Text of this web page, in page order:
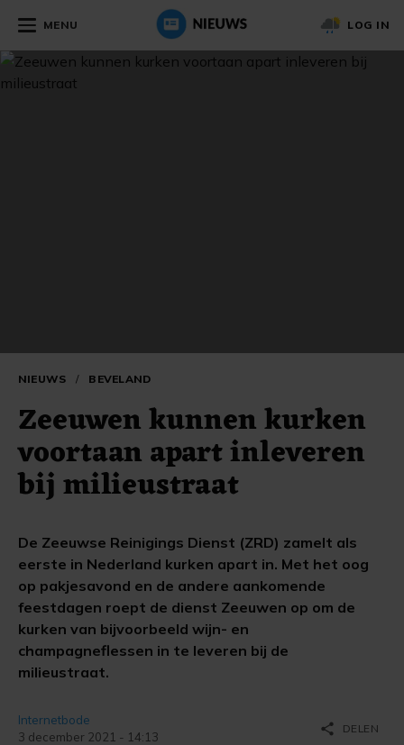
MENU LOG IN
NIEUWS / BEVELAND
Zeeuwen kunnen kurken
voortaan apart inleveren
bij milieustraat
De Zeeuwse Reinigings Dienst (ZRD) zamelt als
eerste in Nederland kurken apart in. Met het oog
op pakjesavond en de andere aankomende
feestdagen roept de dienst Zeeuwen op om de
kurken van bijvoorbeeld wijn- en
champagneflessen in te leveren bij de
milieustraat.
Internetbode
3 december 2021 - 14:13
share DELEN